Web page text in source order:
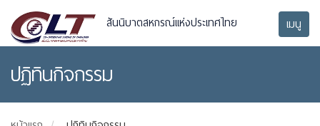
สันนิบาตสหกรณ์แห่งประเทศไทย เมนู
ปฏิทินกิจกรรม